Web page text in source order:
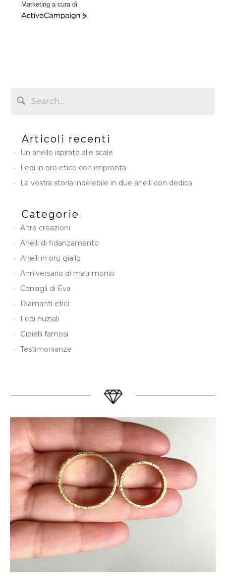
Marketing a cura di
A
m
g
n
Articoli recenti
Un anello ispirato alle scale
Fedi in oro etico con impronta
La vostra storia indelebile in due anelli con dedica
Categorie
Altre creazioni
Anelli di fidanzamento
Anelli in oro giallo
Anniversario di matrimonio
Consigli di Eva
Diamanti etici
Fedi nuziali
Gioielli famosi
Testimonianze